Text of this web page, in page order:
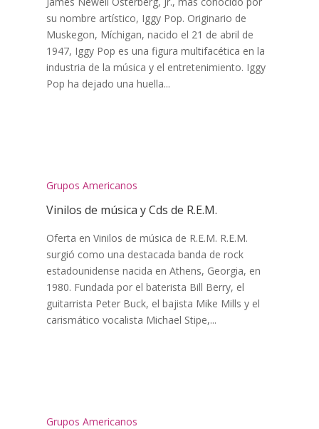
su nombre artístico, Iggy Pop. Originario de
Muskegon, Míchigan, nacido el 21 de abril de
1947, Iggy Pop es una figura multifacética en la
industria de la música y el entretenimiento. Iggy
Pop ha dejado una huella...
Grupos Americanos
Vinilos de música y Cds de R.E.M.
Oferta en Vinilos de música de R.E.M. R.E.M.
surgió como una destacada banda de rock
estadounidense nacida en Athens, Georgia, en
1980. Fundada por el baterista Bill Berry, el
guitarrista Peter Buck, el bajista Mike Mills y el
carismático vocalista Michael Stipe,...
Grupos Americanos